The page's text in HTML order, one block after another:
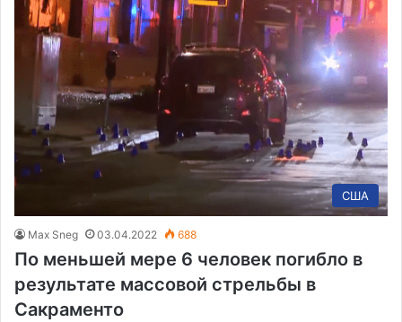
США
Max Sneg 03.04.2022 688
По меньшей мере 6 человек погибло в
результате массовой стрельбы в
Сакраменто